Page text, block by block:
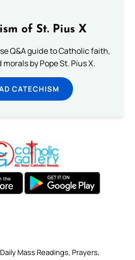
of St. Pius X
Q&A guide to Catholic faith,
by Pope St. Pius X.
CATECHISM
Mass Readings, Prayers,